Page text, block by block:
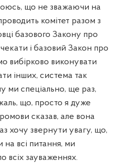
що не зважаючи на
комітет разом з
базового Закону про
і базовий Закон про
вибірково виконувати
інших, система так
ми спеціально, ще раз,
що, просто я дуже
сказав, але вона
хочу звернути увагу, що,
на всі питання, ми
всіх зауваженнях.